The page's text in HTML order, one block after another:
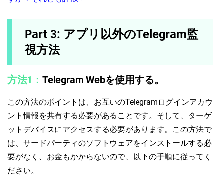
Part 3: アプリ以外のTelegram監
視方法
方法1： Telegram Webを使用する。
この方法のポイントは、お互いのTelegramログインアカウ
ント情報を共有する必要があることです。そして、ターゲ
ットデバイスにアクセスする必要があります。この方法で
は、サードパーティのソフトウェアをインストールする必
要がなく、お金もかからないので、以下の手順に従ってく
ださい。